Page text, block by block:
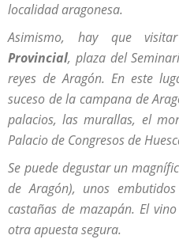
localidad aragonesa.
Asimismo, hay que
Provincial, plaza del
reyes de Aragón. En este
suceso de la campana de
palacios, las murallas, el
Palacio de Congresos de
Se puede degustar un
de Aragón), unos
castañas de mazapán. El
otra apuesta segura.